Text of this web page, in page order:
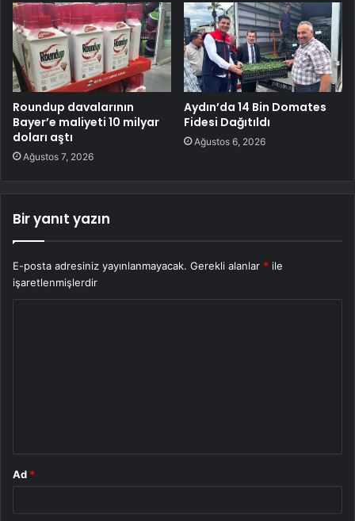
Roundup davalarının
Bayer’e maliyeti 10 milyar
doları aştı
Ağustos 7, 2026
Aydın’da 14 Bin Domates
Fidesi Dağıtıldı
Ağustos 6, 2026
Bir yanıt yazın
E-posta adresiniz yayınlanmayacak. Gerekli alanlar * ile
işaretlenmişlerdir
Ad *